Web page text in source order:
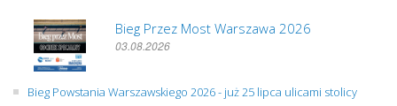
Bieg Przez Most Warszawa 2026
03.08.2026
Bieg Powstania Warszawskiego 2026 - już 25 lipca ulicami stolicy